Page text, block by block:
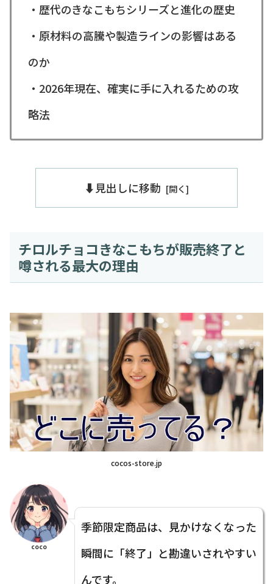
・歴代のきなこもちシリーズと進化の歴史
・原材料の高騰や製造ラインの影響はある
のか
・2026年現在、確実に手に入れるための攻
略法
⬇️見出しに移動
チロルチョコきなこもちが販売終了と
噂される最大の理由
cocos-store.jp
coco
季節限定商品は、見かけなくなった
瞬間に「終了」と勘違いされやすい
んです。